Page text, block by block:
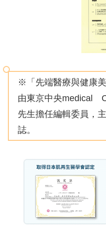
※「先端醫療與健康美
由東京中央medical
先生擔任編輯委員，
誌。